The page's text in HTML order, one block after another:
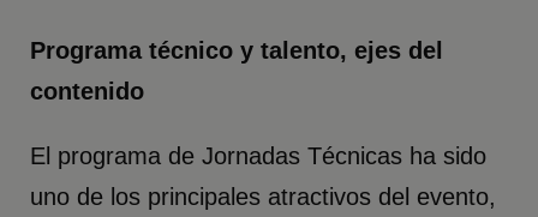
Programa técnico y talento, ejes del
contenido
El programa de Jornadas Técnicas ha sido
uno de los principales atractivos del evento,